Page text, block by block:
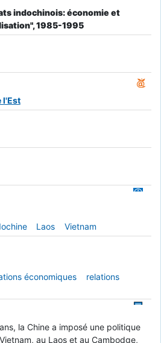
indochinois: économie et
1985-1995
l'Est
Laos
Vietnam
économiques
relations
la Chine a imposé une politique
au Laos et au Cambodge,